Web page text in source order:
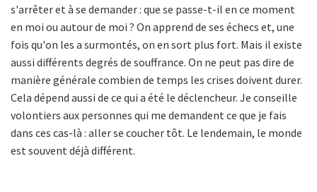
s'arrêter et à se demander : que se passe-t-il en ce moment
en moi ou autour de moi ? On apprend de ses échecs et, une
fois qu'on les a surmontés, on en sort plus fort. Mais il existe
aussi différents degrés de souffrance. On ne peut pas dire de
manière générale combien de temps les crises doivent durer.
Cela dépend aussi de ce qui a été le déclencheur. Je conseille
volontiers aux personnes qui me demandent ce que je fais
dans ces cas-là : aller se coucher tôt. Le lendemain, le monde
est souvent déjà différent.